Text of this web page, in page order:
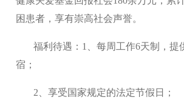
困患者，享有崇高社会声誉。
福利待遇：1、每周工作6天制，提
宿；
2、享受国家规定的法定节假日；